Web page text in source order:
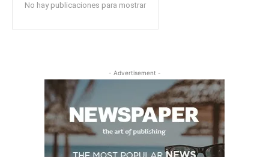
No hay publicaciones para mostrar
- Advertisement -